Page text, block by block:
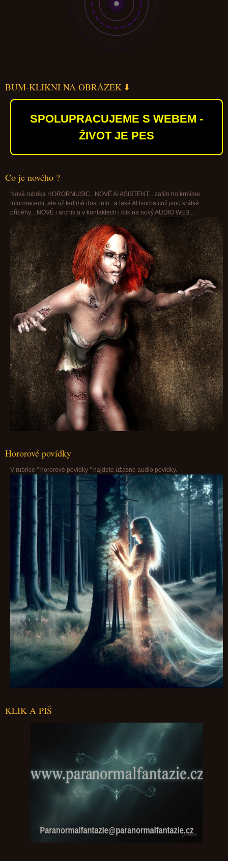
BUM-KLIKNI NA OBRÁZEK ⬇️
SPOLUPRACUJEME S WEBEM -
ŽIVOT JE PES
Co je nového ?
Nová rubrika HORORMUSIC.. NOVĚ AI ASISTENT... zatím ho krmíme
informacemi, ale už teď má dost info...a také AI tvorba což jsou krátké
příběhy... NOVĚ i archiv a v kontaktech i klik na nový AUDIO WEB....
Hororové povídky
V rubrice " hororové povídky " najdete úžasné audio povídky.
KLIK A PIŠ
Paranormalfantazie@paranormalfantazie.cz